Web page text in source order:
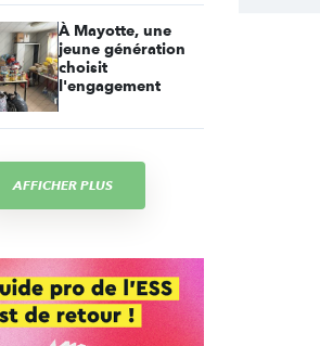
À Mayotte, une
jeune génération
choisit
l'engagement
AFFICHER PLUS